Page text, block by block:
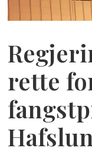
rette